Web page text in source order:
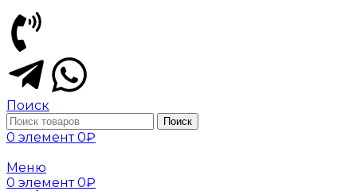
Поиск
Поиск
0 элемент 0₽
Меню
0 элемент 0₽